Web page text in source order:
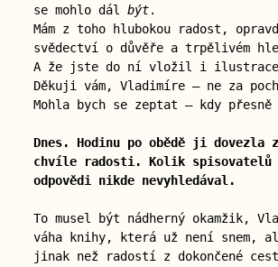
se mohlo dál být.
Mám z toho hlubokou radost,
svědectví o důvěře a trpělivém
A že jste do ní vložil i
Děkuji vám, Vladimíre — ne za
Mohla bych se zeptat — kdy přesně
Dnes. Hodinu po obědě ji
chvíle radosti. Kolik spisovatelů
odpovědi nikde nevyhledával.
To musel být nádherný okamžik,
váha knihy, která už není snem,
jinak než radostí z dokončené